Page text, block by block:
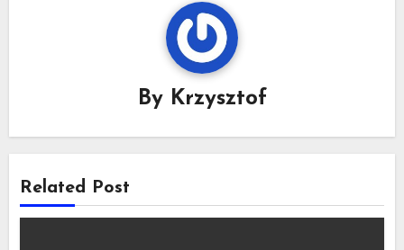
By Krzysztof
Related Post